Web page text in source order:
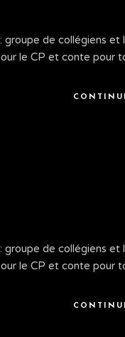
de collégiens
le CP et conte pour
de collégiens
le CP et conte pour